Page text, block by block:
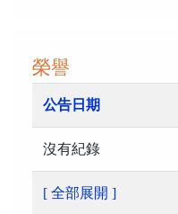
榮譽
公告日期
沒有紀錄
[ 全部展開 ]